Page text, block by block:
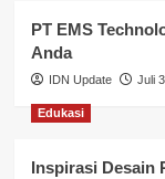
Pendidikan
Perbankan &
Perpajakan &
Profil Wilayah
PT EMS
Anda
IDN Update Juli
Edukasi
Inspirasi Desain